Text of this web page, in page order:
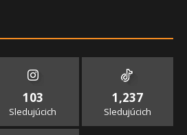
103
Sledujúcich
1,237
Sledujúcich